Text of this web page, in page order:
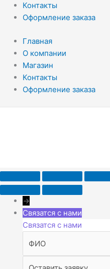
Контакты
Оформление заказа
Главная
О компании
Магазин
Контакты
Оформление заказа
→
Связатся с нами
Связатся с нами